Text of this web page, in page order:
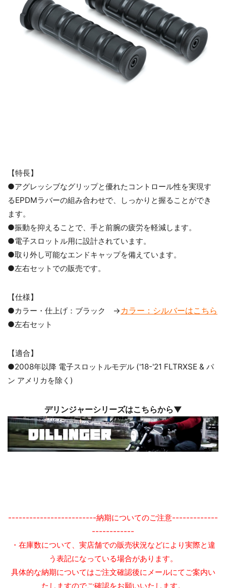
【特長】
●アグレッシブなグリップと優れたコントロール性を実現す
るEPDMラバーの組み合わせで、しっかりと握ることができ
ます。
●振動を抑えることで、手と前腕の疲労を軽減します。
●電子スロットル用に設計されています。
●取り外し可能なエンドキャップを備えています。
●左右セットでの販売です。
【仕様】
●カラー・仕上げ：ブラック → カラー：シルバーはこちら
●左右セット
【適合】
●2008年以降 電子スロットルモデル ('18-'21 FLTRXSE & パ
ン アメリカを除く)
デリンジャーシリーズはこちらから▼
-------------------------納期についてのご注意-------------
------------
・在庫数について、実店舗での販売状況などにより実際と違
う表記になっている場合があります。
具体的な納期についてはご注文確認後にメールにてご案内い
たしますのでご確認をお願いいたします。